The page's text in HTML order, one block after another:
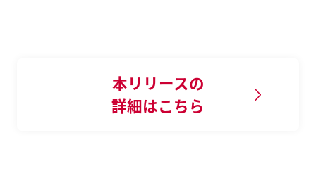
本リリースの
詳細はこちら